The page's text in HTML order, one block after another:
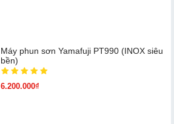
Máy phun sơn Yamafuji PT990 (INOX siêu
bền)
6.200.000₫